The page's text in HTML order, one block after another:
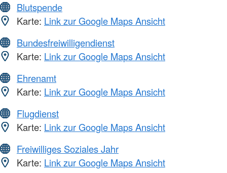
Blutspende
Karte: Link zur Google Maps Ansicht
Bundesfreiwilligendienst
Karte: Link zur Google Maps Ansicht
Ehrenamt
Karte: Link zur Google Maps Ansicht
Flugdienst
Karte: Link zur Google Maps Ansicht
Freiwilliges Soziales Jahr
Karte: Link zur Google Maps Ansicht